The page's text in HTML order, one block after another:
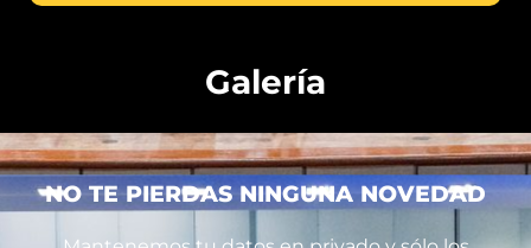
Galería
NO TE PIERDAS NINGUNA NOVEDAD